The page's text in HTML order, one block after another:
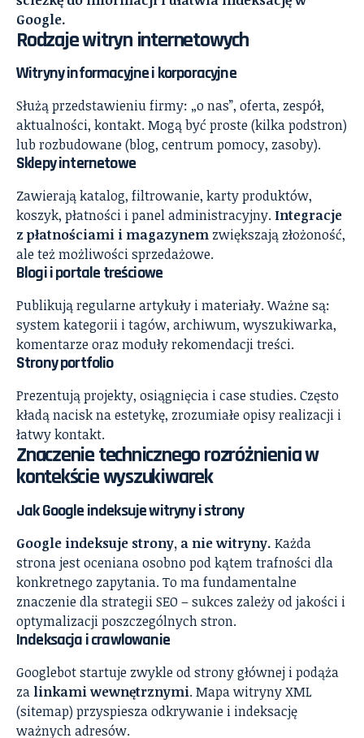
Google.
Rodzaje witryn internetowych
Witryny informacyjne i korporacyjne
Służą przedstawieniu firmy: „o nas”, oferta, zespół,
aktualności, kontakt. Mogą być proste (kilka podstron)
lub rozbudowane (blog, centrum pomocy, zasoby).
Sklepy internetowe
Zawierają katalog, filtrowanie, karty produktów,
koszyk, płatności i panel administracyjny. Integracje
z płatnościami i magazynem zwiększają złożoność,
ale też możliwości sprzedażowe.
Blogi i portale treściowe
Publikują regularne artykuły i materiały. Ważne są:
system kategorii i tagów, archiwum, wyszukiwarka,
komentarze oraz moduły rekomendacji treści.
Strony portfolio
Prezentują projekty, osiągnięcia i case studies. Często
kładą nacisk na estetykę, zrozumiałe opisy realizacji i
łatwy kontakt.
Znaczenie technicznego rozróżnienia w
kontekście wyszukiwarek
Jak Google indeksuje witryny i strony
Google indeksuje strony, a nie witryny. Każda
strona jest oceniana osobno pod kątem trafności dla
konkretnego zapytania. To ma fundamentalne
znaczenie dla strategii SEO – sukces zależy od jakości i
optymalizacji poszczególnych stron.
Indeksacja i crawlowanie
Googlebot startuje zwykle od strony głównej i podąża
za linkami wewnętrznymi. Mapa witryny XML
(sitemap) przyspiesza odkrywanie i indeksację
ważnych adresów.